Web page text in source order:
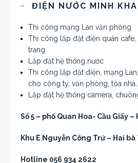
ĐIỆN NƯỚC MINH
Thi công mạng Lan văn phòng
Thi công lắp đặt điện quán cafe,
trang
Lắp đặt hệ thống nước
Thi công lắp đặt điện, mạng
cho công ty, văn phòng, tòa nhà…
Lắp đặt hệ thống camera,
Số 5 – phố Quan Hoa- Cầu Giấy –
Khu E Nguyễn Công Trứ – Hai bà
Hotline 056 934 2622